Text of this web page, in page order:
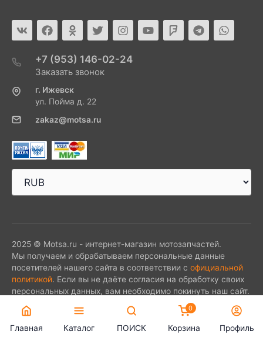
+7 (953) 146-02-24
Заказать звонок
г. Ижевск
ул. Пойма д. 22
zakaz@motsa.ru
2025 © Motsa.ru - интернет-магазин мотозапчастей.
Мы получаем и обрабатываем персональные данные
посетителей нашего сайта в соответствии с официальной
политикой. Если вы не даёте согласия на обработку своих
персональных данных, вам необходимо покинуть наш сайт.
Главная Каталог ПОИСК
0
Корзина Профиль